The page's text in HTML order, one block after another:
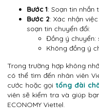
Bước 1: Soạn tin nhắn
Bước 2: Xác nhận
soạn tin chuyển đổi:
Đồng ý chuyển:
Không đồng ý
Trong trường hợp không
có thể tìm đến nhân viên
cước hoặc gọitổng đài
viên sẽ kiểm tra và giúp
ECONOMY Viettel.